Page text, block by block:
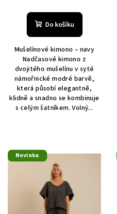
Do košíku
Mušelínové kimono – navy
Nadčasové kimono z
dvojitého mušelínu v syté
námořnické modré barvě,
která působí elegantně,
klidně a snadno se kombinuje
s celým šatníkem. Volný...
Novinka